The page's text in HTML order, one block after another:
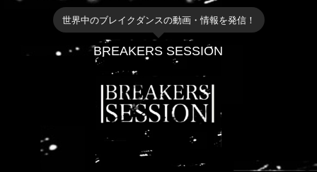
世界中のブレイクダンスの動画・情報を発信！
BREAKERS SESSION